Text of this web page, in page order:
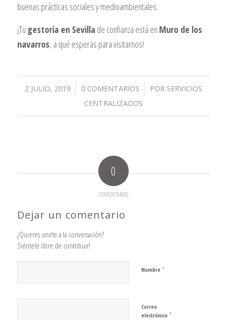
buenas prácticas sociales y medioambientales.
¡Tu gestoría en Sevilla de confianza está en Muro de los
navarros, a qué esperas para visitarnos!
2 JULIO, 2019
/ 0 COMENTARIOS
/ POR SERVICIOS
CENTRALIZADOS
0
COMENTARIOS
Dejar un comentario
¿Quieres unirte a la conversación?
Siéntete libre de contribuir!
Nombre *
Correo
electrónico *